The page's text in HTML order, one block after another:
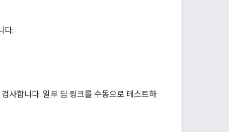
다.
사합니다. 일부 딥 링크를 수동으로 테스트하